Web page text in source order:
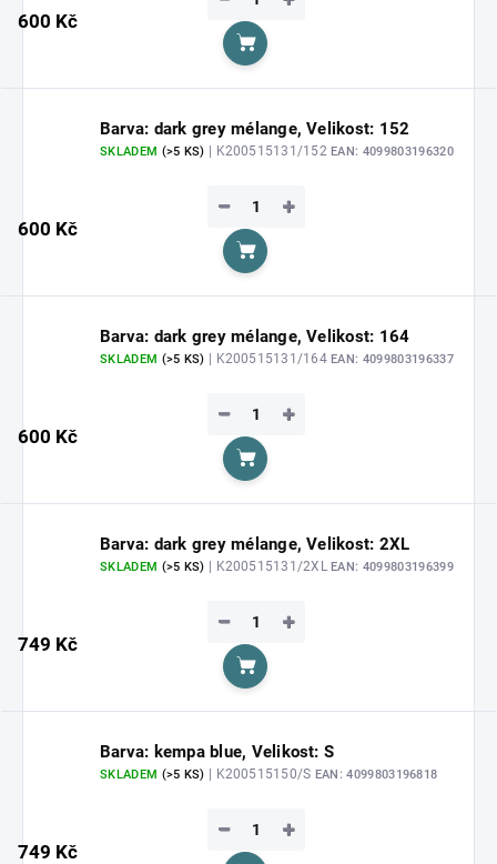
600 Kč
Do košíku
Barva: dark grey mélange, Velikost: 152
SKLADEM (>5 KS) | K200515131/152EAN: 4099803196320
600 Kč
+
−
Do košíku
Barva: dark grey mélange, Velikost: 164
SKLADEM (>5 KS) | K200515131/164EAN: 4099803196337
600 Kč
+
−
Do košíku
Barva: dark grey mélange, Velikost: 2XL
SKLADEM (>5 KS) | K200515131/2XLEAN: 4099803196399
749 Kč
+
−
Do košíku
Barva: kempa blue, Velikost: S
SKLADEM (>5 KS) | K200515150/S EAN: 4099803196818
749 Kč
+
−